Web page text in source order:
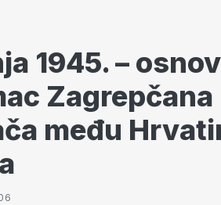
1945. –
među